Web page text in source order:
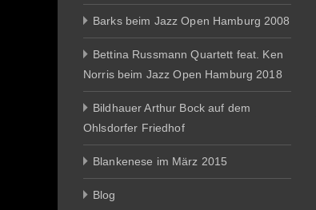
Barks beim Jazz Open Hamburg 2008
Bettina Russmann Quartett feat. Ken
Norris beim Jazz Open Hamburg 2018
Bildhauer Arthur Bock auf dem
Ohlsdorfer Friedhof
Blankenese im März 2015
Blog